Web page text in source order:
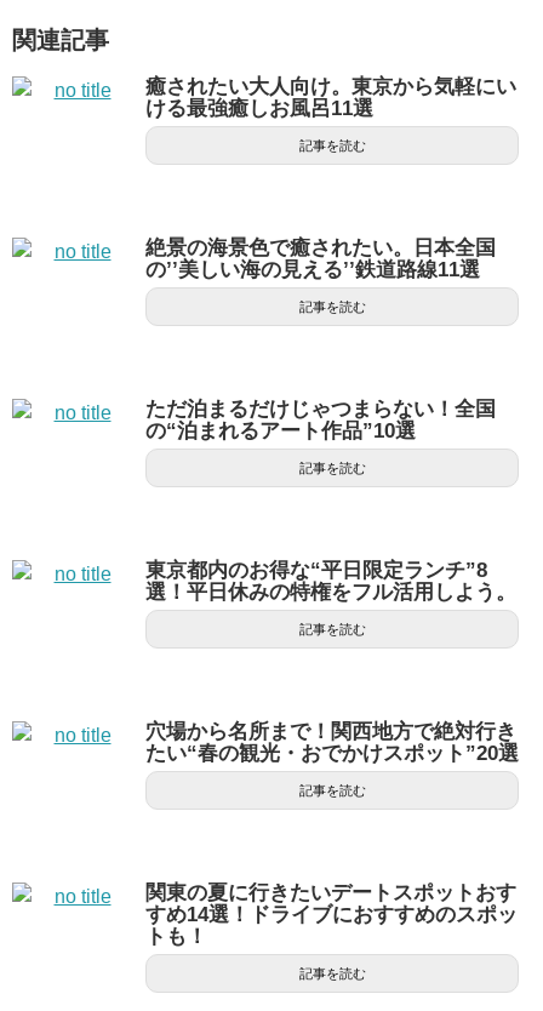
関連記事
癒されたい大人向け。東京から気軽にい
ける最強癒しお風呂11選
記事を読む
絶景の海景色で癒されたい。日本全国
の’’美しい海の見える’’鉄道路線11選
記事を読む
ただ泊まるだけじゃつまらない！全国
の“泊まれるアート作品”10選
記事を読む
東京都内のお得な“平日限定ランチ”8
選！平日休みの特権をフル活用しよう。
記事を読む
穴場から名所まで！関西地方で絶対行き
たい“春の観光・おでかけスポット”20選
記事を読む
関東の夏に行きたいデートスポットおす
すめ14選！ドライブにおすすめのスポッ
トも！
記事を読む